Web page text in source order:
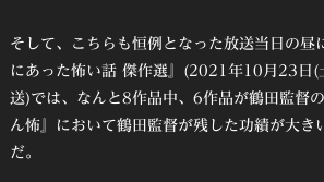
そして、こちらも恒例となった放送当日の昼
にあった怖い話 傑作選』(2021年10月23
送)では、なんと8作品中、6作品が鶴田監督
ん怖』において鶴田監督が残した功績が大き
だ。